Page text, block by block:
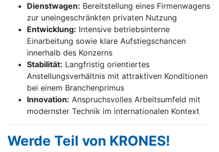
Dienstwagen: Bereitstellung eines Firmenwagens
zur uneingeschränkten privaten Nutzung
Entwicklung: Intensive betriebsinterne
Einarbeitung sowie klare Aufstiegschancen
innerhalb des Konzerns
Stabilität: Langfristig orientiertes
Anstellungsverhältnis mit attraktiven Konditionen
bei einem Branchenprimus
Innovation: Anspruchsvolles Arbeitsumfeld mit
modernster Technik im internationalen Kontext
Werde Teil von KRONES!